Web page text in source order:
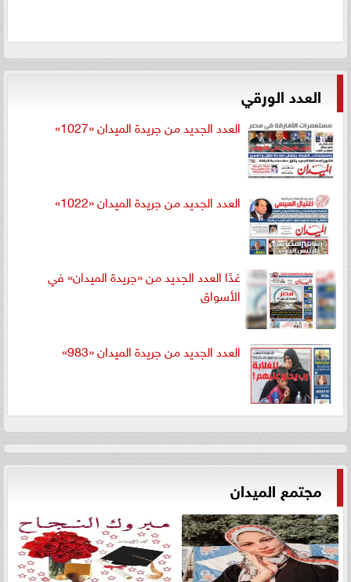
العدد الورقي
العدد الجديد من جريدة الميدان «1027»
العدد الجديد من جريدة الميدان «1022»
غدًا العدد الجديد من «جريدة الميدان» في
الأسواق
العدد الجديد من جريدة الميدان «983»
مجتمع الميدان